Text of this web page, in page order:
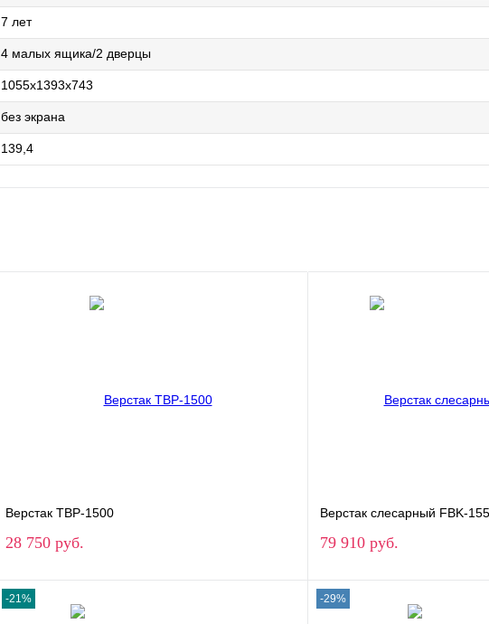
7 лет
4 малых ящика/2 дверцы
1055x1393x743
без экрана
139,4
Верстак TBP-1500
28 750 руб.
Верстак слесарный FBK-
79 910 руб.
-21% -29%